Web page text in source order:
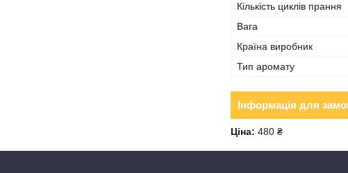
Кількість циклів прання
Вага
Країна виробник
Тип аромату
Інформація для
Ціна: 480 ₴